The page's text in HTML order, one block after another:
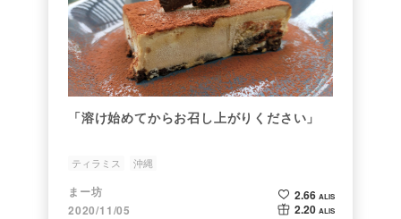
「溶け始めてからお召し上がりください」
ティラミス 沖縄
まー坊
2020/11/05
2.66 ALIS
2.20 ALIS